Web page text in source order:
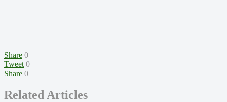
Share 0
Tweet 0
Share 0
Related Articles